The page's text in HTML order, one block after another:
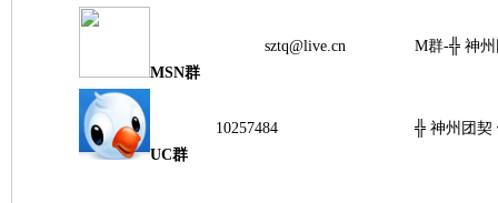
MSN群
sztq@live.cn M群-╬
UC群
10257484 ╬ 神州团